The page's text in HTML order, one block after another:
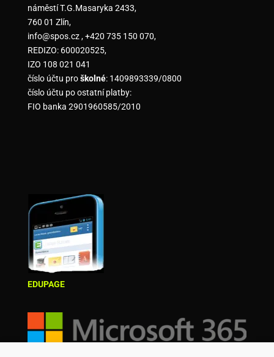
náměstí T.G.Masaryka 2433,
760 01 Zlín,
info@spos.cz , +420 735 150 070,
REDIZO: 600020525,
IZO 108 021 041
číslo účtu proškolné: 1409893339/0800
číslo účtu po ostatní platby:
FIO banka 2901960585/2010
EDUPAGE